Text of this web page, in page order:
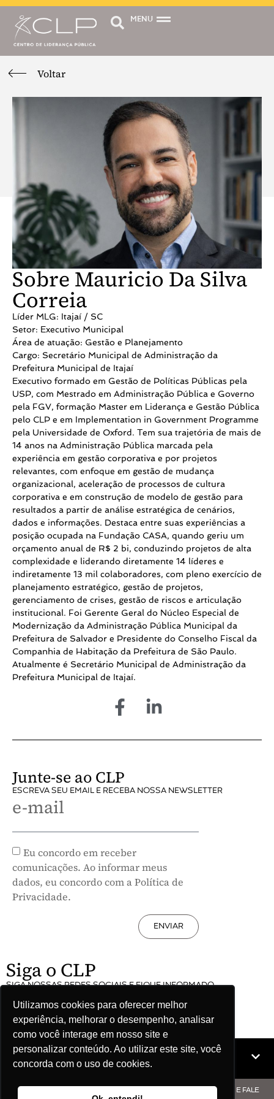
Utilizamos cookies para oferecer melhor
experiência, melhorar o desempenho, analisar
como você interage em nosso site e
personalizar conteúdo. Ao utilizar este site, você
concorda com o uso de cookies.
MENU
Voltar
Sobre Mauricio Da Silva
Correia
Líder MLG: Itajaí / SC
Setor: Executivo Municipal
Área de atuação: Gestão e Planejamento
Cargo: Secretário Municipal de Administração da
Prefeitura Municipal de Itajaí
Executivo formado em Gestão de Políticas Públicas pela
USP, com Mestrado em Administração Pública e Governo
pela FGV, formação Master em Liderança e Gestão Pública
pelo CLP e em Implementation in Government Programme
pela Universidade de Oxford. Tem sua trajetória de mais de
14 anos na Administração Pública marcada pela
experiência em gestão corporativa e por projetos
relevantes, com enfoque em gestão de mudança
organizacional, aceleração de processos de cultura
corporativa e em construção de modelo de gestão para
resultados a partir de análise estratégica de cenários,
dados e informações. Destaca entre suas experiências a
posição ocupada na Fundação CASA, quando geriu um
orçamento anual de R$ 2 bi, conduzindo projetos de alta
complexidade e liderando diretamente 14 líderes e
indiretamente 13 mil colaboradores, com pleno exercício de
planejamento estratégico, gestão de projetos,
gerenciamento de crises, gestão de riscos e articulação
institucional. Foi Gerente Geral do Núcleo Especial de
Modernização da Administração Pública Municipal da
Prefeitura de Salvador e Presidente do Conselho Fiscal da
Companhia de Habitação da Prefeitura de São Paulo.
Atualmente é Secretário Municipal de Administração da
Prefeitura Municipal de Itajaí.
Junte-se ao CLP
ESCREVA SEU EMAIL E RECEBA NOSSA NEWSLETTER
e-mail
Eu concordo em receber
comunicações. Ao informar meus
dados, eu concordo com a Política de
Privacidade.
ENVIAR
Siga o CLP
SIGA NOSSAS REDES SOCIAIS E FIQUE INFORMADO
Mapa do site
© COPYRIGHT CLP - CNPJ: 09.512.143/0001-57 - CLIQUE AQUI E FALE